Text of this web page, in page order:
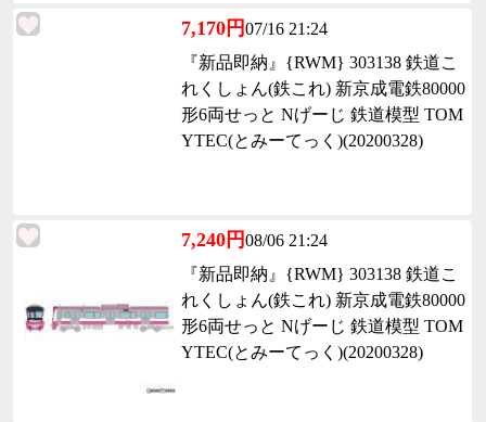
7,170円07/16 21:24
『新品即納』{RWM} 303138 鉄道こ
れくしょん(鉄これ) 新京成電鉄80000
形6両せっと Nげーじ 鉄道模型 TOM
YTEC(とみーてっく)(20200328)
7,240円08/06 21:24
『新品即納』{RWM} 303138 鉄道こ
れくしょん(鉄これ) 新京成電鉄80000
形6両せっと Nげーじ 鉄道模型 TOM
YTEC(とみーてっく)(20200328)